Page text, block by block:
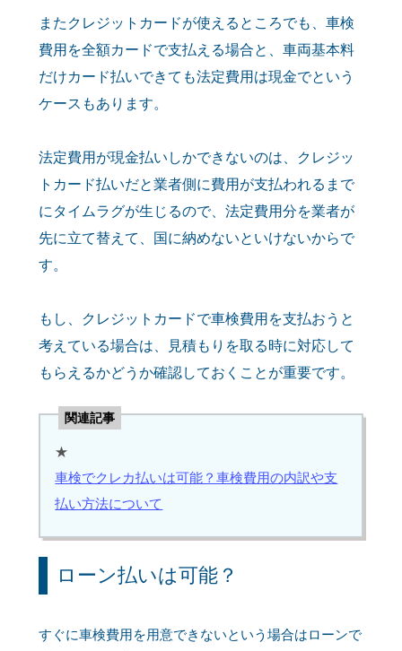
またクレジットカードが使えるところでも、車検
費用を全額カードで支払える場合と、車両基本料
だけカード払いできても法定費用は現金でという
ケースもあります。
法定費用が現金払いしかできないのは、クレジッ
トカード払いだと業者側に費用が支払われるまで
にタイムラグが生じるので、法定費用分を業者が
先に立て替えて、国に納めないといけないからで
す。
もし、クレジットカードで車検費用を支払おうと
考えている場合は、見積もりを取る時に対応して
もらえるかどうか確認しておくことが重要です。
関連記事
★
車検でクレカ払いは可能？車検費用の内訳や支
払い方法について
ローン払いは可能？
すぐに車検費用を用意できないという場合はローンで